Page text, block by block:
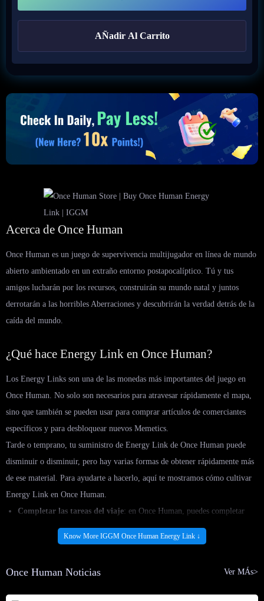
AÑadir Al Carrito
Acerca de Once Human
Once Human es un juego de supervivencia multijugador en línea de mundo
abierto ambientado en un extraño entorno postapocalíptico. Tú y tus
amigos lucharán por los recursos, construirán su mundo natal y juntos
derrotarán a las horribles Aberraciones y descubrirán la verdad detrás de la
caída del mundo.
¿Qué hace Energy Link en Once Human?
Los Energy Links son una de las monedas más importantes del juego en
Once Human. No solo son necesarios para atravesar rápidamente el mapa,
sino que también se pueden usar para comprar artículos de comerciantes
específicos y para desbloquear nuevos Memetics.
Tarde o temprano, tu suministro de Energy Link de Once Human puede
disminuir o disminuir, pero hay varias formas de obtener rápidamente más
de ese material. Para ayudarte a hacerlo, aquí te mostramos cómo cultivar
Energy Link en Once Human.
Completar las tareas del viaje: en Once Human, puedes completar
varios objetivos simples relacionados con la construcción, la
elaboración e incluso el almacenamiento de artículos para ganar
Venta de artículos a vendedores
: una de las formas más fáciles de
obtener muchos enlaces de energía es vender artículos a vendedores
Know More IGGM Once Human Energy Link ↓
Once Human Noticias Ver MÁs>